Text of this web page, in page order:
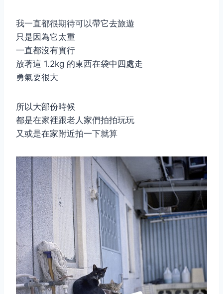
我一直都很期待可以帶它去旅遊
只是因為它太重
一直都沒有實行
放著這 1.2kg 的東西在袋中四處走
勇氣要很大
所以大部份時候
都是在家裡跟老人家們拍拍玩玩
又或是在家附近拍一下就算